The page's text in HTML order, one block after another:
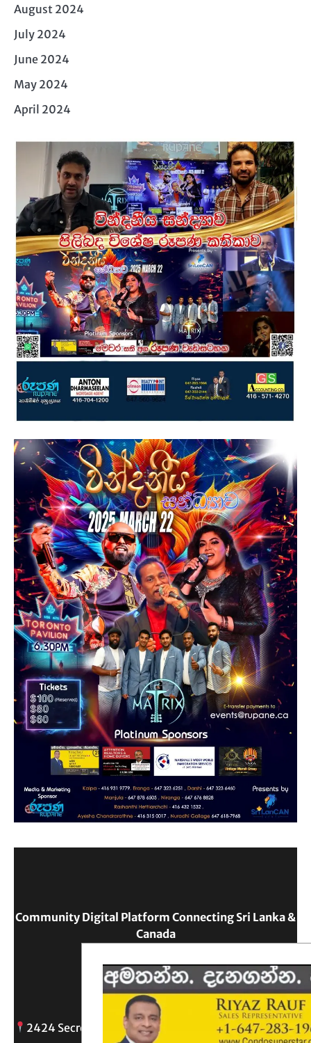
August 2024
July 2024
June 2024
May 2024
April 2024
Community Digital Platform Connecting Sri Lanka &
Canada
Reach Out
2424 Secreto drive, Oshawa, ON